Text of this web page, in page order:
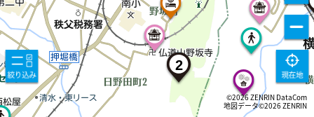
2
©2026 ZENRIN DataCom
地図データ©2026 ZENRIN